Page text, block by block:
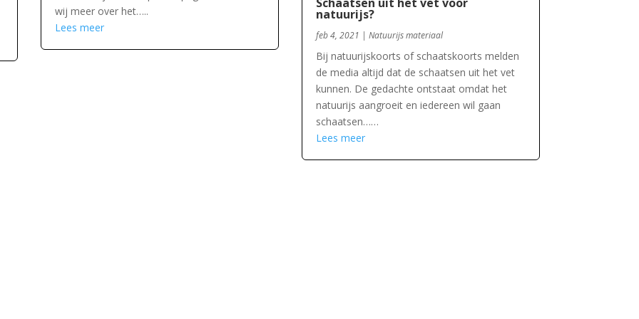
wij meer over het…..
Lees meer
natuurijs?
feb 4, 2021 | Natuurijs materiaal
Bij natuurijskoorts of schaatskoorts melden
de media altijd dat de schaatsen uit het vet
kunnen. De gedachte ontstaat omdat het
natuurijs aangroeit en iedereen wil gaan
schaatsen……
Lees meer